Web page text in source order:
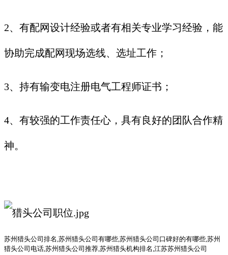
2、有配网设计经验或者有相关专业学习经验，能
协助完成配网现场选线、选址工作；
3、持有输变电注册电气工程师证书；
4、有较强的工作责任心，具有良好的团队合作精
神。
苏州猎头公司排名 苏州猎头公司有哪些 ,苏州猎头公司口碑好的有哪些, 苏州
猎头公司电话 苏州猎头公司推荐 ,苏州猎头机构排名,江苏苏州猎头公司